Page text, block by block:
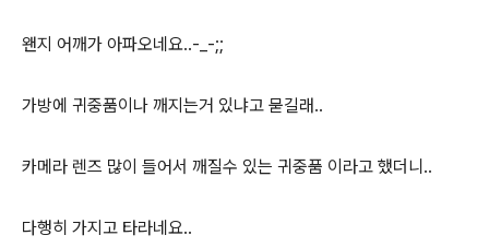
왠지 어깨가 아파오네요..-_-;;
가방에 귀중품이나 깨지는거 있냐고 묻길래..
카메라 렌즈 많이 들어서 깨질수 있는 귀중품 이라고 했더니..
다행히 가지고 타라네요..